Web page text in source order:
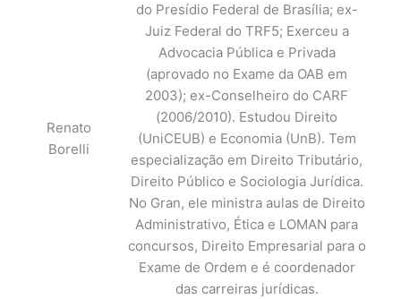
Renato
Borelli
do Presídio Federal de Brasília; ex-
Juiz Federal do TRF5; Exerceu a
Advocacia Pública e Privada
(aprovado no Exame da OAB em
2003); ex-Conselheiro do CARF
(2006/2010). Estudou Direito
(UniCEUB) e Economia (UnB). Tem
especialização em Direito Tributário,
Direito Público e Sociologia Jurídica.
No Gran, ele ministra aulas de Direito
Administrativo, Ética e LOMAN para
concursos, Direito Empresarial para o
Exame de Ordem e é coordenador
das carreiras jurídicas.